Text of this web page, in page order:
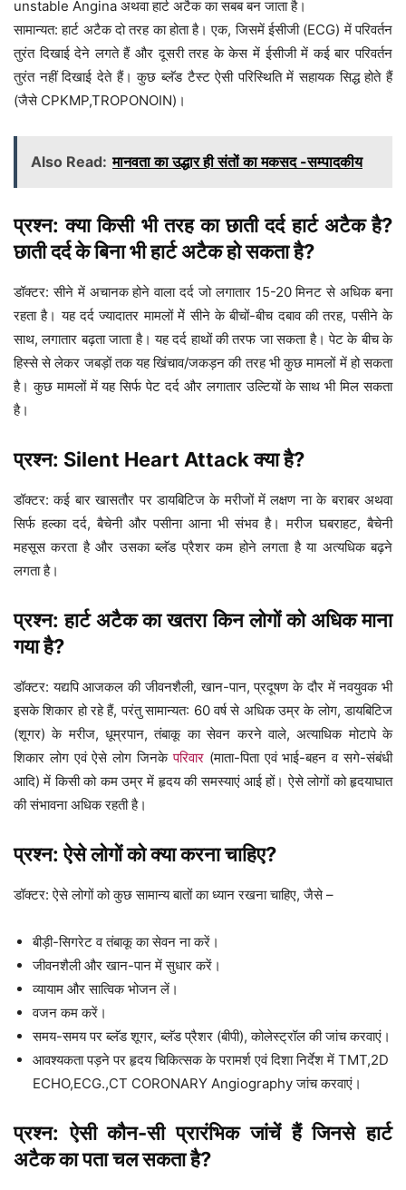
unstable Angina अथवा हार्ट अटैक का सबब बन जाता है।
सामान्यत: हार्ट अटैक दो तरह का होता है। एक, जिसमें ईसीजी (ECG) में परिवर्तन
तुरंत दिखाई देने लगते हैं और दूसरी तरह के केस में ईसीजी में कई बार परिवर्तन
तुरंत नहीं दिखाई देते हैं। कुछ ब्लॅड टैस्ट ऐसी परिस्थिति में सहायक सिद्ध होते हैं
(जैसे CPKMP,TROPONOIN)।
Also Read: मानवता का उद्धार ही संतों का मकसद -सम्पादकीय
प्रश्न: क्या किसी भी तरह का छाती दर्द हार्ट अटैक है?
छाती दर्द के बिना भी हार्ट अटैक हो सकता है?
डॉक्टर: सीने में अचानक होने वाला दर्द जो लगातार 15-20 मिनट से अधिक बना
रहता है। यह दर्द ज्यादातर मामलों मेें सीने के बीचों-बीच दबाव की तरह, पसीने के
साथ, लगातार बढ़ता जाता है। यह दर्द हाथों की तरफ जा सकता है। पेट के बीच के
हिस्से से लेकर जबड़ों तक यह खिंचाव/जकड़न की तरह भी कुछ मामलों में हो सकता
है। कुछ मामलों में यह सिर्फ पेट दर्द और लगातार उल्टियों के साथ भी मिल सकता
है।
प्रश्न: Silent Heart Attack क्या है?
डॉक्टर: कई बार खासतौर पर डायबिटिज के मरीजों में लक्षण ना के बराबर अथवा
सिर्फ हल्का दर्द, बैचेनी और पसीना आना भी संभव है। मरीज घबराहट, बैचेनी
महसूस करता है और उसका ब्लॅड प्रैशर कम होने लगता है या अत्यधिक बढ़ने
लगता है।
प्रश्न: हार्ट अटैक का खतरा किन लोगों को अधिक माना
गया है?
डॉक्टर: यद्यपि आजकल की जीवनशैली, खान-पान, प्रदूषण के दौर में नवयुवक भी
इसके शिकार हो रहे हैं, परंतु सामान्यत: 60 वर्ष से अधिक उम्र के लोग, डायबिटिज
(शूगर) के मरीज, धूम्रपान, तंबाकू का सेवन करने वाले, अत्याधिक मोटापे के
शिकार लोग एवं ऐसे लोग जिनकेपरिवार(माता-पिता एवं भाई-बहन व सगे-संबंधी
आदि) में किसी को कम उम्र में हृदय की समस्याएं आई हों। ऐसे लोगों को हृदयाघात
की संभावना अधिक रहती है।
प्रश्न: ऐसे लोगों को क्या करना चाहिए?
डॉक्टर: ऐसे लोगों को कुछ सामान्य बातों का ध्यान रखना चाहिए, जैसे –
बीड़ी-सिगरेट व तंबाकू का सेवन ना करें।
जीवनशैली और खान-पान में सुधार करें।
व्यायाम और सात्विक भोजन लें।
वजन कम करें।
समय-समय पर ब्लॅड शूगर, ब्लॅड प्रैशर (बीपी), कोलेस्ट्रॉल की जांच करवाएं।
आवश्यकता पड़ने पर हृदय चिकित्सक के परामर्श एवं दिशा निर्देश में TMT,2D
ECHO,ECG.,CT CORONARY Angiography जांच करवाएं।
प्रश्न: ऐसी कौन-सी प्रारंभिक जांचें हैं जिनसे हार्ट
अटैक का पता चल सकता है?